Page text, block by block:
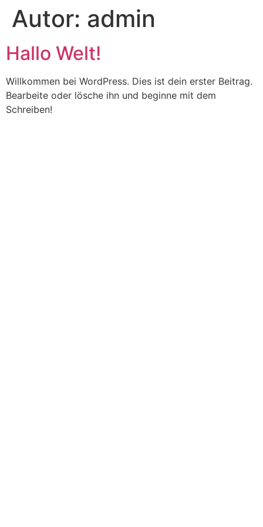
Zum
InhaltAutor: admin
Hallo Welt!
Willkommen bei WordPress. Dies ist dein erster Beitrag.
Bearbeite oder lösche ihn und beginne mit dem
Schreiben!